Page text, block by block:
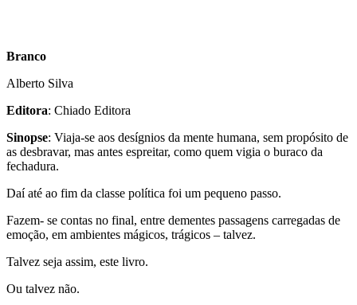
Branco
Alberto Silva
Editora: Chiado Editora
Sinopse: Viaja-se aos desígnios da mente humana, sem propósito de
as desbravar, mas antes espreitar, como quem vigia o buraco da
fechadura.
Daí até ao fim da classe política foi um pequeno passo.
Fazem- se contas no final, entre dementes passagens carregadas de
emoção, em ambientes mágicos, trágicos – talvez.
Talvez seja assim, este livro.
Ou talvez não.